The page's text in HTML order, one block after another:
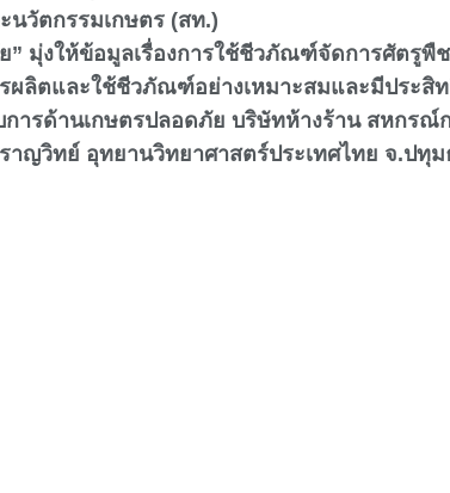
นวัตกรรมเกษตร (สท.)
” มุ่งให้ข้อมูลเรื่องการใช้ชีวภัณฑ์จัดการศัตรู
ลิตและใช้ชีวภัณฑ์อย่างเหมาะสมและมีประสิ
รด้านเกษตรปลอดภัย บริษัทห้างร้าน สหกรณ์
ญวิทย์ อุทยานวิทยาศาสตร์ประเทศไทย จ.ปทุม